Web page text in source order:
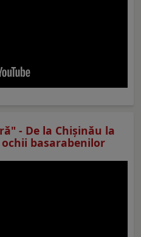
- De la Chișinău la
basarabenilor